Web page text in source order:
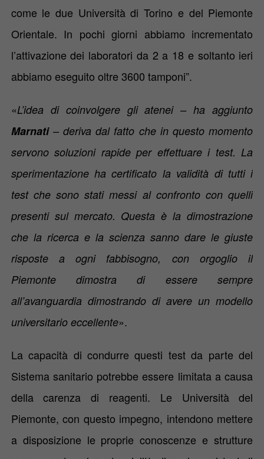
come le due Università di Torino e del Piemonte
Orientale. In pochi giorni abbiamo incrementato
l’attivazione dei laboratori da 2 a 18 e soltanto ieri
abbiamo eseguito oltre 3600 tamponi”.
«L’idea di coinvolgere gli atenei – ha aggiunto
Marnati– deriva dal fatto che in questo momento
servono soluzioni rapide per effettuare i test. La
sperimentazione ha certificato la validità di tutti i
test che sono stati messi al confronto con quelli
presenti sul mercato. Questa è la dimostrazione
che la ricerca e la scienza sanno dare le giuste
risposte a ogni fabbisogno, con orgoglio il
Piemonte dimostra di essere sempre
all’avanguardia dimostrando di avere un modello
universitario eccellente».
La capacità di condurre questi test da parte del
Sistema sanitario potrebbe essere limitata a causa
della carenza di reagenti. Le Università del
Piemonte, con questo impegno, intendono mettere
a disposizione le proprie conoscenze e strutture